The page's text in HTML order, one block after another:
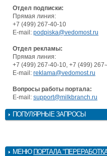
Отдел подписки:
Прямая линия:
+7 (499) 267-40-10
E-mail: podpiska@vedomost.ru
Отдел рекламы:
Прямая линия:
+7 (499) 267-40-10, +7 (499)
E-mail: reklama@vedomost.ru
Вопросы работы портала:
E-mail: support@milkbranch.ru
ПОПУЛЯРНЫЕ ЗАПРОСЫ
МЕНЮ ПОРТАЛА